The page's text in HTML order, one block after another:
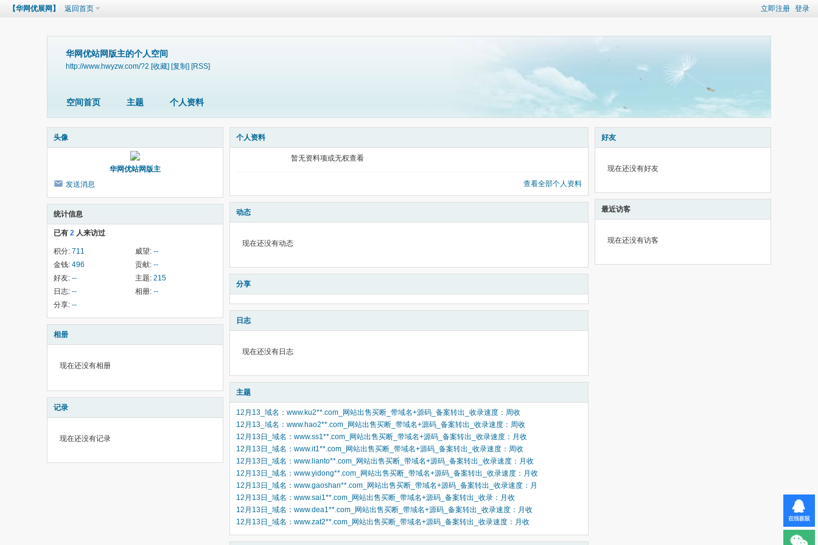
立即注册 登录
【华网优展网】 返回首页
华网优站网版主的个人空间
http://www.hwyzw.com/?2 [收藏] [复制] [RSS]
空间首页 主题 个人资料
头像
华网优站网版主
发送消息
统计信息
已有 2 人来访过
积分: 711 威望: --
金钱: 496 贡献: --
好友: -- 主题: 215
日志: -- 相册: --
分享: --
相册
现在还没有相册
记录
现在还没有记录
个人资料
暂无资料项或无权查看
查看全部个人资料
动态
现在还没有动态
分享
日志
现在还没有日志
主题
12月13_域名：www.ku2**.com_网站出售买断_带域名+源码_备案转出_收录速度：周收
12月13_域名：www.hao2**.com_网站出售买断_带域名+源码_备案转出_收录速度：周收
12月13日_域名：www.ss1**.com_网站出售买断_带域名+源码_备案转出_收录速度：月收
12月13日_域名：www.it1**.com_网站出售买断_带域名+源码_备案转出_收录速度：周收
12月13日_域名：www.lianto**.com_网站出售买断_带域名+源码_备案转出_收录速度：月收
12月13日_域名：www.yidong**.com_网站出售买断_带域名+源码_备案转出_收录速度：月收
12月13日_域名：www.gaoshan**.com_网站出售买断_带域名+源码_备案转出_收录速度：月
12月13日_域名：www.sai1**.com_网站出售买断_带域名+源码_备案转出_收录：月收
12月13日_域名：www.dea1**.com_网站出售买断_带域名+源码_备案转出_收录速度：月收
12月13日_域名：www.zat2**.com_网站出售买断_带域名+源码_备案转出_收录速度：月收
好友
现在还没有好友
最近访客
现在还没有访客